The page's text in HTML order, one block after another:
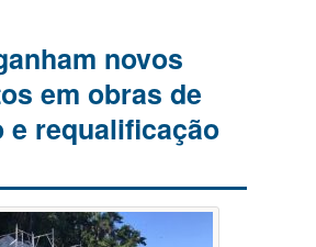
novos
em obras de
e requalificação